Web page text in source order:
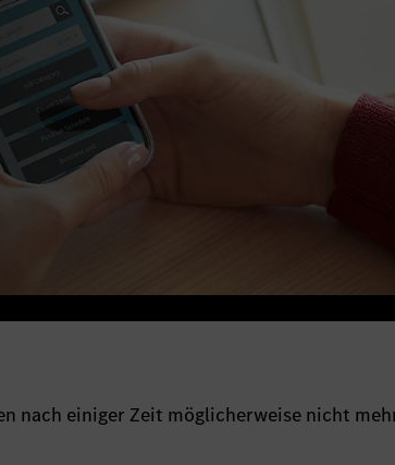
nach einiger Zeit möglicherweise nicht